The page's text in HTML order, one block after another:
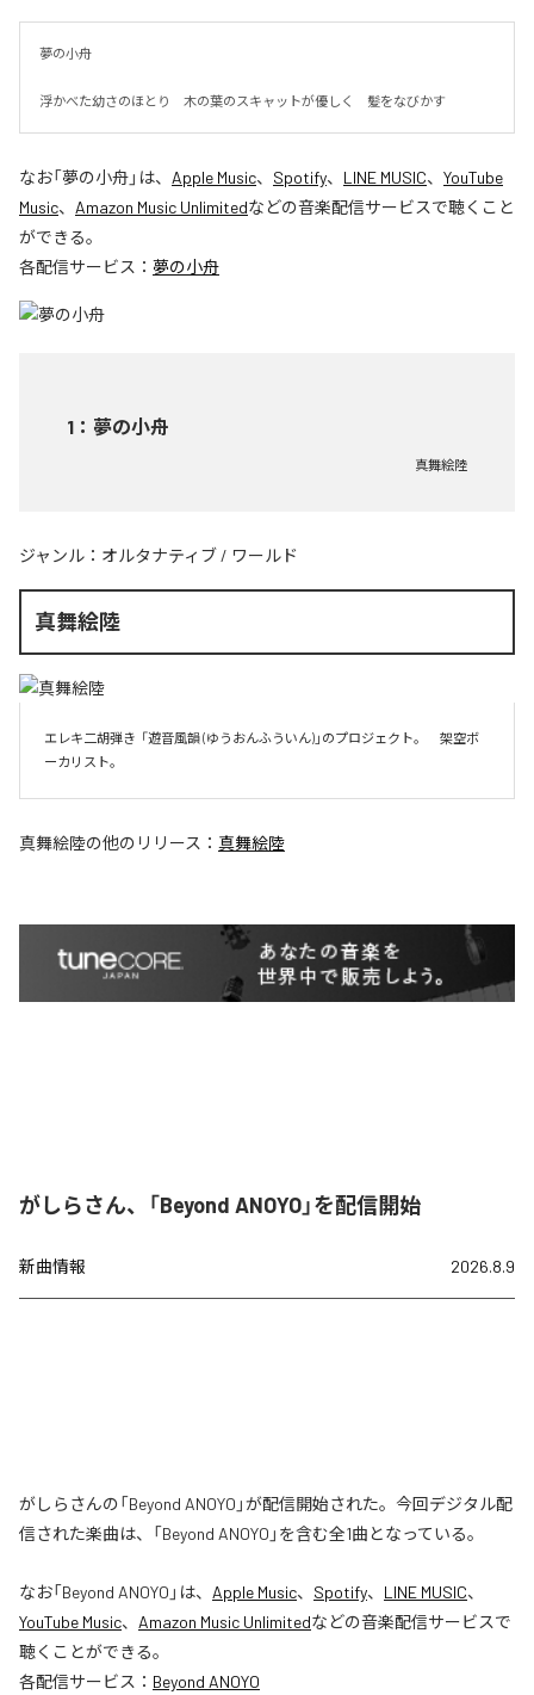
夢の小舟
浮かべた幼さのほとり　木の葉のスキャットが優しく　髪をなびかす
なお「夢の小舟」は、 Apple Music、 Spotify、 LINE MUSIC、 YouTube
Music、 Amazon Music Unlimitedなどの音楽配信サービスで聴くこと
ができる。
各配信サービス： 夢の小舟
1 ： 夢の小舟
真舞絵陸
ジャンル： オルタナティブ / ワールド
真舞絵陸
エレキ二胡弾き  「遊音風韻 (ゆうおんふういん)」のプロジェクト。　架空ボ
ーカリスト。
真舞絵陸の他のリリース： 真舞絵陸
がしらさん、「Beyond ANOYO」を配信開始
新曲情報 2026.8.9
がしらさんの「Beyond ANOYO」が配信開始された。今回デジタル配
信された楽曲は、「Beyond ANOYO」を含む全1曲となっている。
なお「Beyond ANOYO 」は、 Apple Music、 Spotify、 LINE MUSIC、
YouTube Music、 Amazon Music Unlimitedなどの音楽配信サービスで
聴くことができる。
各配信サービス： Beyond ANOYO